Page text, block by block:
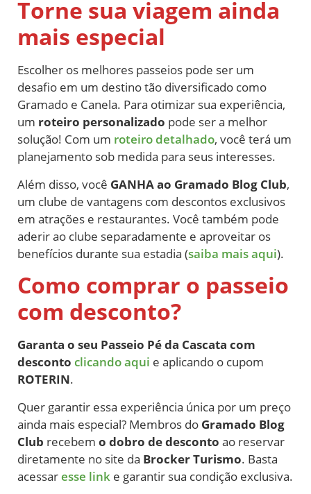
Torne sua viagem ainda
mais especial
Escolher os melhores passeios pode ser um
desafio em um destino tão diversificado como
Gramado e Canela. Para otimizar sua experiência,
um roteiro personalizado pode ser a melhor
solução! Com um roteiro detalhado, você terá um
planejamento sob medida para seus interesses.
Além disso, você GANHA ao Gramado Blog Club,
um clube de vantagens com descontos exclusivos
em atrações e restaurantes. Você também pode
aderir ao clube separadamente e aproveitar os
benefícios durante sua estadia (saiba mais aqui).
Como comprar o passeio
com desconto?
Garanta o seu Passeio Pé da Cascata com
desconto clicando aqui e aplicando o cupom
ROTERIN.
Quer garantir essa experiência única por um preço
ainda mais especial? Membros do Gramado Blog
Club recebem o dobro de desconto ao reservar
diretamente no site da Brocker Turismo. Basta
acessaresse link e garantir sua condição exclusiva.